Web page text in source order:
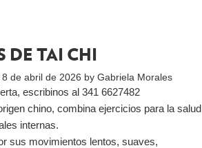
DE TAI CHI
de abril de 2026 by Gabriela Morales
escribinos al 341 6627482
chino, combina ejercicios para la salud
internas.
sus movimientos lentos, suaves,